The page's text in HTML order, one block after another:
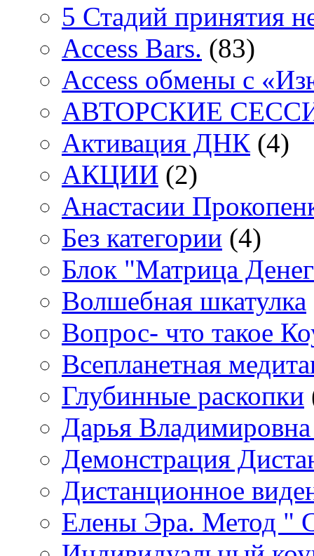
5 Стадий принятия
Access Bars. (83)
Access обмены с
АВТОРСКИЕ
Активация ДНК (4)
АКЦИИ (2)
Анастасии
Без категории (4)
Блок "Матрица
Волшебная шкатулка
Вопрос- что такое
Всепланетная
Глубинные раскопки
Дарья
Демонстрация
Дистанционное
Елены Эра. Метод "